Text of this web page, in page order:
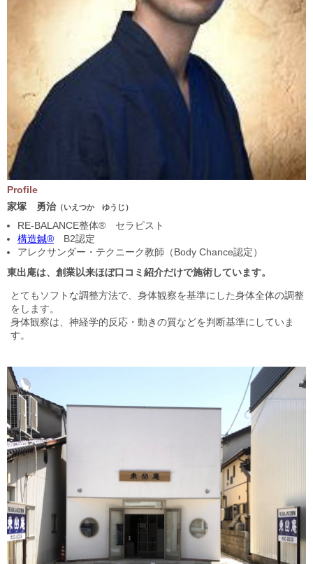
Profile
家塚 勇治（いえつか ゆうじ）
RE-BALANCE整体® セラピスト
構造鍼® B2認定
アレクサンダー・テクニーク教師（Body Chance認定）
東出庵は、創業以来ほぼ口コミ紹介だけで施術しています。
とてもソフトな調整方法で、身体観察を基準にした身体全体の調整
をします。
身体観察は、神経学的反応・動きの質などを判断基準にしていま
す。